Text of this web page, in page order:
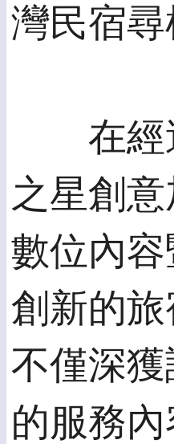
灣民宿
在經過
之星創
數位內
創新的
不僅深
的服務